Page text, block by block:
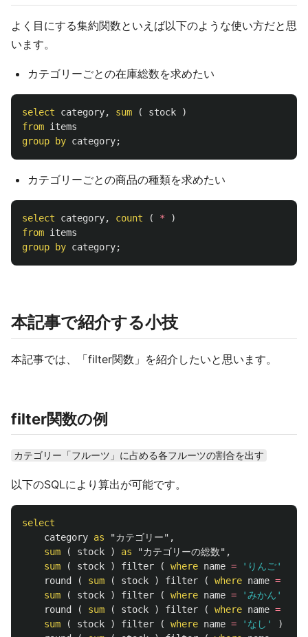
よく目にする集約関数といえば以下のような使い方だと思
います。
カテゴリーごとの在庫総数を求めたい
select category, sum ( stock
)
from items
group
by category;
カテゴリーごとの商品の種類を求めたい
select category, count ( *
)
from items
group
by category;
本記事で紹介する小技
本記事では、「filter関数」を紹介したいと思います。
filter関数の例
カテゴリー「フルーツ」に占める各フルーツの割合を出す
以下のSQLにより算出が可能です。
select
category as "カテゴリー" ,
sum
( stock ) as "カテゴリーの総数" ,
sum
( stock ) filter ( where name = 'りんご'
round
( sum ( stock ) filter ( where name =
sum
( stock ) filter ( where name = 'みかん'
round
( sum ( stock ) filter ( where name =
sum
( stock ) filter ( where name = 'なし' )